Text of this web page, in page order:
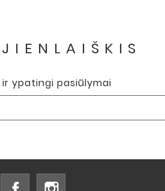
ir ypatingi pasiūlymai
Facebook